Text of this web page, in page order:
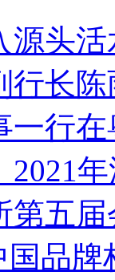
源头
行长
一行
2021
第五
国品